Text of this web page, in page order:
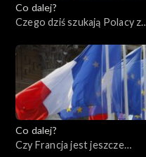
Co dalej?
Czego dziś szukają Polacy za
Co dalej?
Czy Francja jest jeszcze